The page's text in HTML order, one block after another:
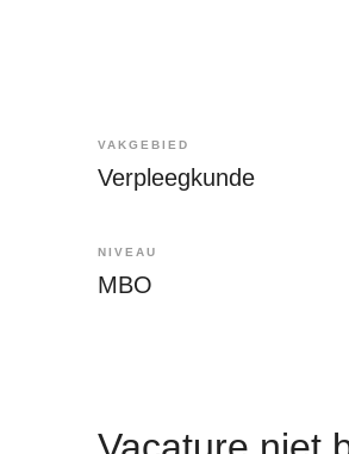
VAKGEBIED
Verpleegkunde
NIVEAU
MBO